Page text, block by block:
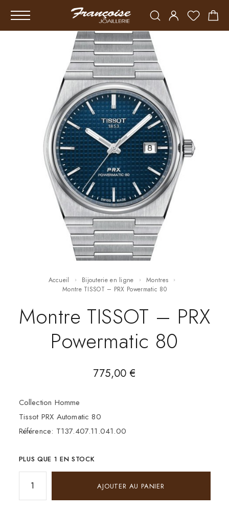
Accueil Bijouterie en ligne
Montres
Montre TISSOT – PRX Powermatic 80
Montre TISSOT – PRX
Powermatic 80
775,00€
Collection Homme
Tissot PRX Automatic 80
Référence: T137.407.11.041.00
PLUS QUE 1 EN STOCK
AJOUTER AU PANIER